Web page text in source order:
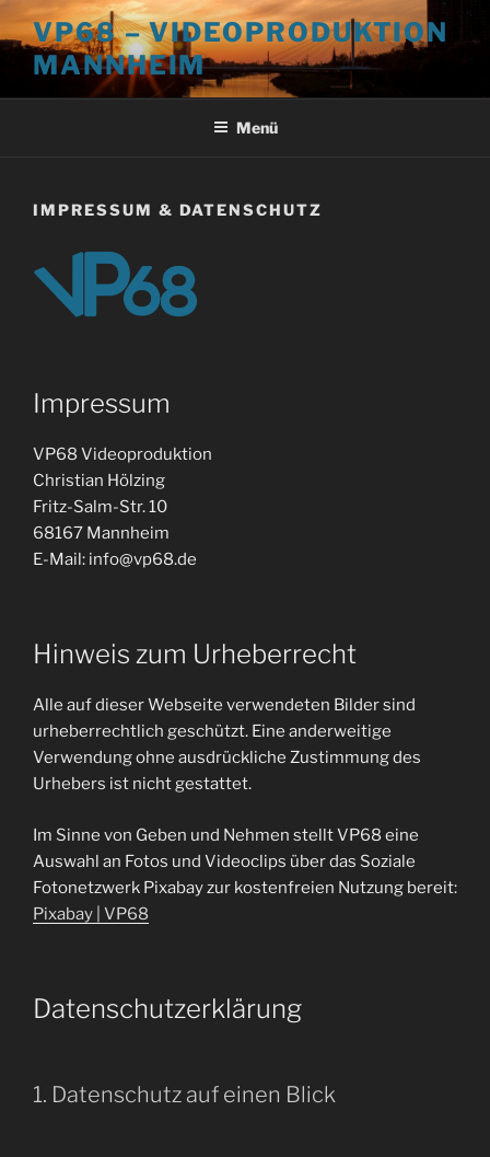
Zum
Inhalt
springen
VP68 – VIDEOPRODUKTION
MANNHEIM
Menü
IMPRESSUM & DATENSCHUTZ
Impressum
VP68 Videoproduktion
Christian Hölzing
Fritz-Salm-Str. 10
68167 Mannheim
E-Mail: info@vp68.de
Hinweis zum Urheberrecht
Alle auf dieser Webseite verwendeten Bilder sind
urheberrechtlich geschützt. Eine anderweitige
Verwendung ohne ausdrückliche Zustimmung des
Urhebers ist nicht gestattet.
Im Sinne von Geben und Nehmen stellt VP68 eine
Auswahl an Fotos und Videoclips über das Soziale
Fotonetzwerk Pixabay zur kostenfreien Nutzung bereit:
Pixabay | VP68
Datenschutz­erklärung
1. Datenschutz auf einen Blick